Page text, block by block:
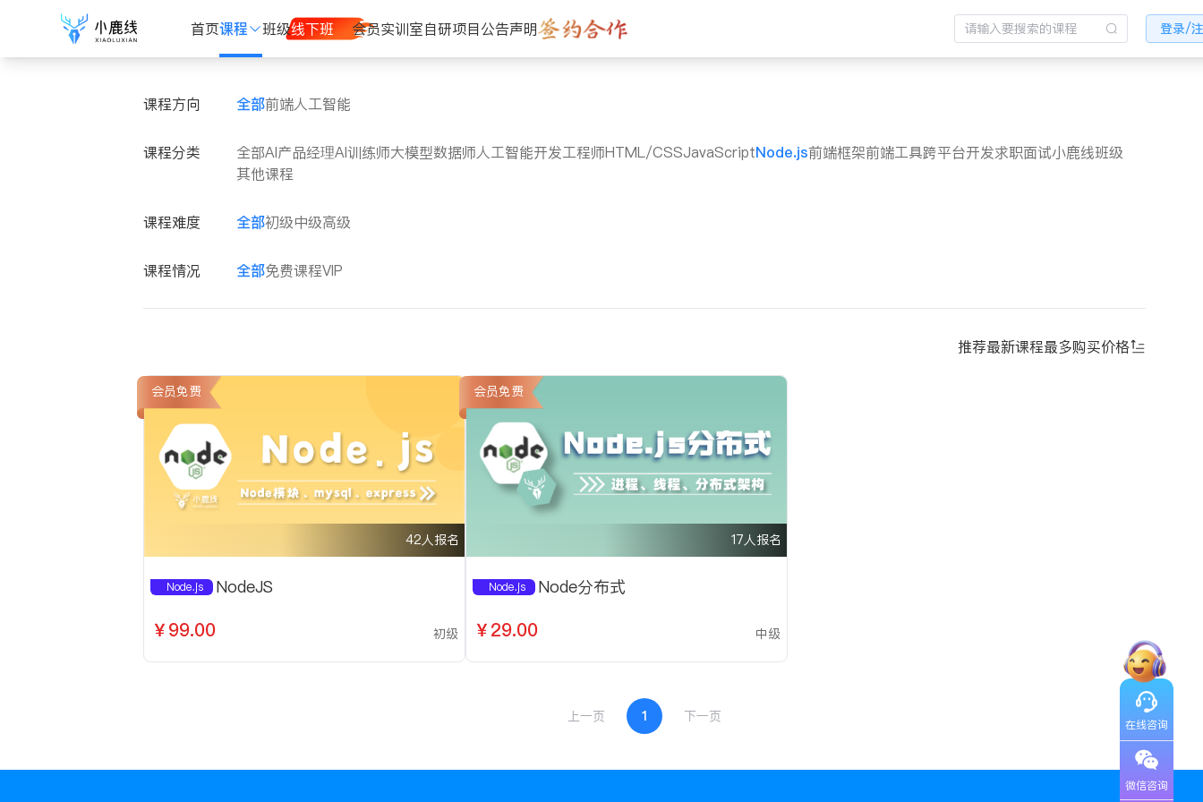
首页课程 班级线下班 会员实训室自研项目公告声明 登录/
课程方向 全部前端人工智能
课程分类 全部AI产品经理AI训练师大模型数据师 人工智能开发工程师HTML/CSSJavaScriptNode.js前端框架前端工具跨平台开发求职面试小鹿线班级
其他课程
课程难度 全部初级中级高级
课程情况 全部免费课程VIP
推荐最新课程最多购买价格
会员免费
42人报名
Node.js NodeJS
￥99.00 初级
会员免费
17人报名
Node.js Node分布式
￥29.00 中级
上一页 1 下一页
在线咨询
微信咨询